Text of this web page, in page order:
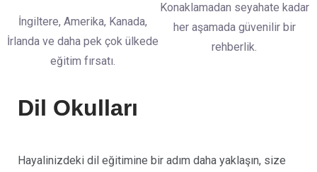
İngiltere, Amerika, Kanada,
İrlanda ve daha pek çok ülkede
eğitim fırsatı.
Konaklamadan seyahate kadar
her aşamada güvenilir bir
rehberlik.
Dil Okulları
Hayalinizdeki dil eğitimine bir adım daha yaklaşın, size